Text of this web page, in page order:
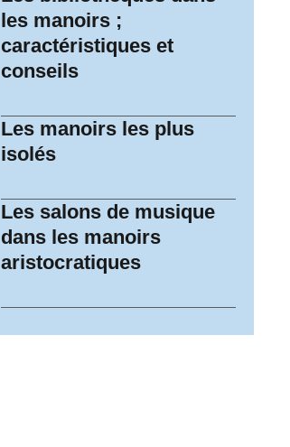
les manoirs ;
caractéristiques et
conseils
Les manoirs les plus
isolés
Les salons de musique
dans les manoirs
aristocratiques